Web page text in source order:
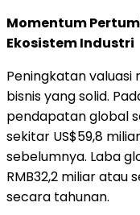
Momentum
Ekosistem Industri
Peningkatan valuasi
bisnis yang solid.
pendapatan global
sekitar US$59,8
sebelumnya. Laba
RMB32,2 miliar atau
secara tahunan.